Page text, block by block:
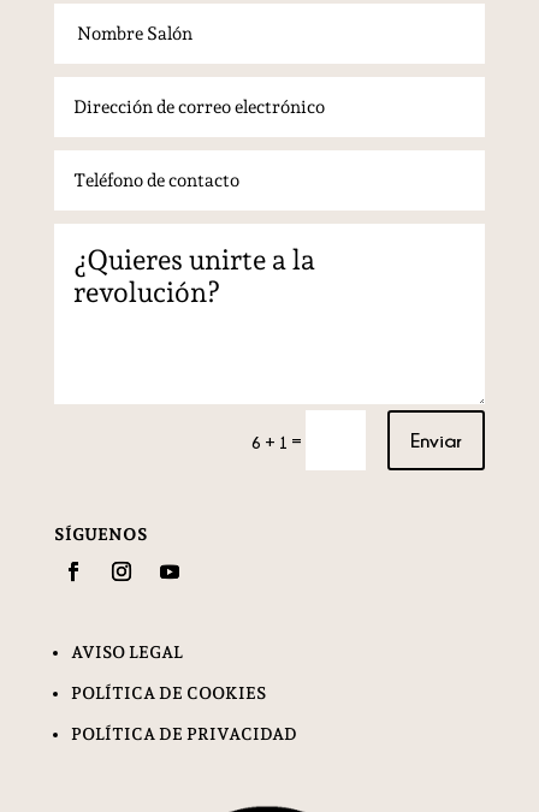
6 + 1 = Enviar
SÍGUENOS
AVISO LEGAL
POLÍTICA DE COOKIES
POLÍTICA DE PRIVACIDAD